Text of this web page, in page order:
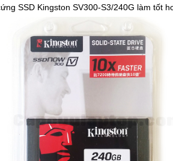
SSD Kingston SV300-S3/240G làm tốt